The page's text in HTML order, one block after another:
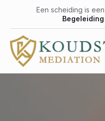
Een scheiding is